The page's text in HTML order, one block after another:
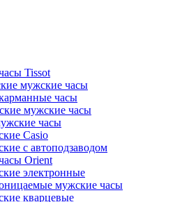
Tissot
мужские часы
часы
мужские часы
часы
Casio
с автоподзаводом
Orient
электронные
мужские часы
кварцевые